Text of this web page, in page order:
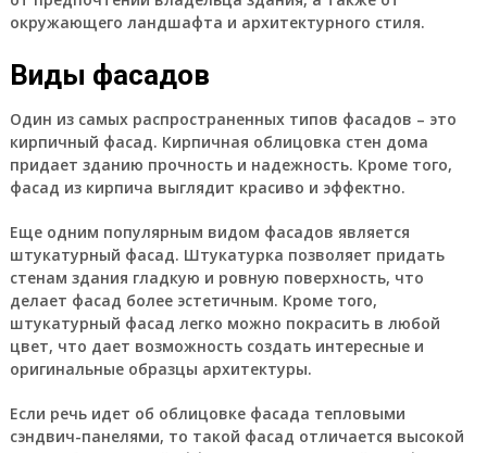
окружающего ландшафта и архитектурного стиля.
Виды фасадов
Один из самых распространенных типов фасадов – это
кирпичный фасад. Кирпичная облицовка стен дома
придает зданию прочность и надежность. Кроме того,
фасад из кирпича выглядит красиво и эффектно.
Еще одним популярным видом фасадов является
штукатурный фасад. Штукатурка позволяет придать
стенам здания гладкую и ровную поверхность, что
делает фасад более эстетичным. Кроме того,
штукатурный фасад легко можно покрасить в любой
цвет, что дает возможность создать интересные и
оригинальные образцы архитектуры.
Если речь идет об облицовке фасада тепловыми
сэндвич-панелями, то такой фасад отличается высокой